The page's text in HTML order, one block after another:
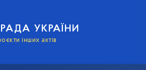
УКРАЇНИ
інших актів